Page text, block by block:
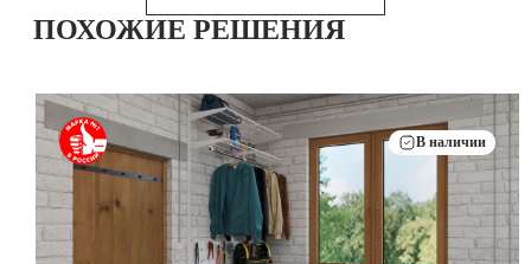
ПОХОЖИЕ РЕШЕНИЯ
В наличии